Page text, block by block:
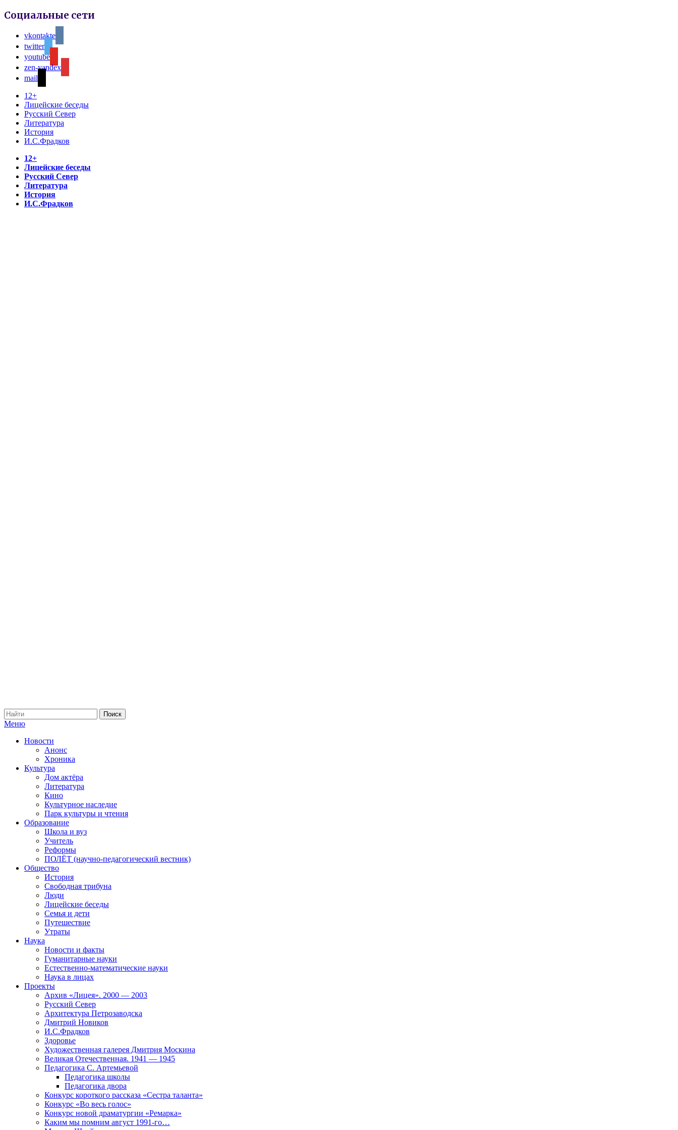
Социальные сети
vkontakte
twitter
youtube
zen-yandex
mail
12+
Лицейские беседы
Русский Север
Литература
История
И.С.Фрадков
12+
Лицейские беседы
Русский Север
Литература
История
И.С.Фрадков
Меню
Новости
Анонс
Хроника
Культура
Дом актёра
Литература
Кино
Культурное наследие
Парк культуры и чтения
Образование
Школа и вуз
Учитель
Реформы
ПОЛЁТ (научно-педагогический вестник)
Общество
История
Свободная трибуна
Люди
Лицейские беседы
Семья и дети
Путешествие
Утраты
Наука
Новости и факты
Гуманитарные науки
Естественно-математические науки
Наука в лицах
Проекты
Архив «Лицея». 2000 — 2003
Русский Север
Архитектура Петрозаводска
Дмитрий Новиков
И.С.Фрадков
Здоровье
Художественная галерея Дмитрия Москина
Великая Отечественная. 1941 — 1945
Педагогика С. Артемьевой
Педагогика школы
Педагогика двора
Конкурс короткого рассказа «Сестра таланта»
Конкурс «Во весь голос»
Конкурс новой драматургии «Ремарка»
Каким мы помним август 1991-го…